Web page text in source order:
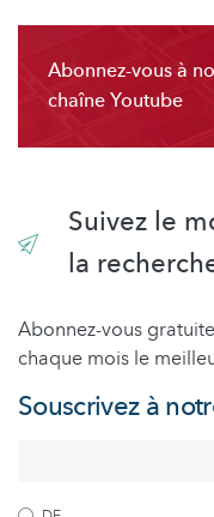
Abonnez-vous à
chaîne Youtube
Suivez le
la
Abonnez-vous
chaque mois le
Souscrivez à